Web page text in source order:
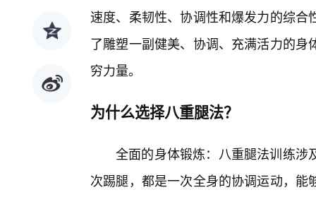
速度、柔韧性、协调性和爆发力的综
了雕塑一副健美、协调、充满活力的
穷力量。
为什么选择八重腿法？
全面的身体锻炼：八重腿法训练涉
次踢腿，都是一次全身的协调运动，